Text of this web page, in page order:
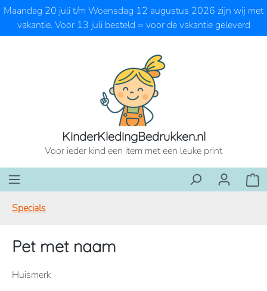
Ga naar de hoofdinhoud
Maandag 20 juli t/m Woensdag 12 augustus 2026 zijn wij met
vakantie. Voor 13 juli besteld = voor de vakantie geleverd
KinderKledingBedrukken.nl
Voor ieder kind een item met een leuke print
Specials
Pet met naam
Huismerk